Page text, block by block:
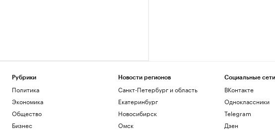
Рубрики
Политика
Экономика
Общество
Бизнес
Новости регионов
Санкт-Петербург и область
Екатеринбург
Новосибирск
Омск
Социальные сети
ВКонтакте
Одноклассники
Telegram
Дзен